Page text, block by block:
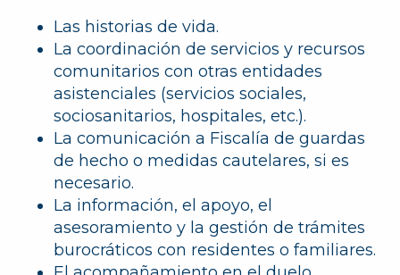
Las historias de vida.
La coordinación de servicios y recursos
comunitarios con otras entidades
asistenciales (servicios sociales,
sociosanitarios, hospitales, etc.).
La comunicación a Fiscalía de guardas
de hecho o medidas cautelares, si es
necesario.
La información, el apoyo, el
asesoramiento y la gestión de trámites
burocráticos con residentes o familiares.